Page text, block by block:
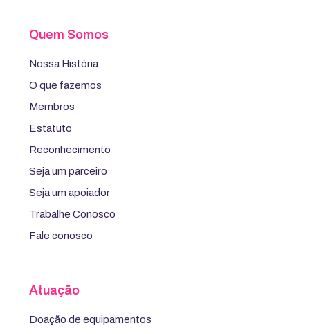
Quem Somos
Nossa História
O que fazemos
Membros
Estatuto
Reconhecimento
Seja um parceiro
Seja um apoiador
Trabalhe Conosco
Fale conosco
Atuação
Doação de equipamentos